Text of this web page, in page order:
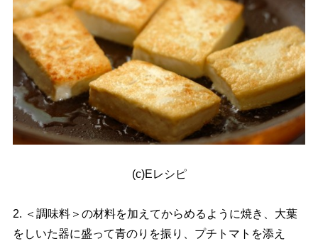
(c)Eレシピ
2. ＜調味料＞の材料を加えてからめるように焼き、大葉
をしいた器に盛って青のりを振り、プチトマトを添え